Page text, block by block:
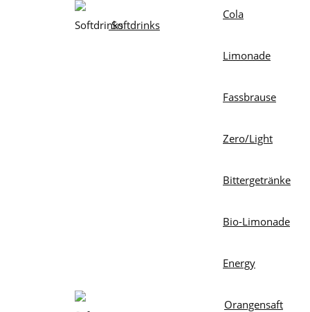
Softdrinks
Cola
Limonade
Fassbrause
Zero/Light
Bittergetränke
Bio-Limonade
Energy
Orangensaft